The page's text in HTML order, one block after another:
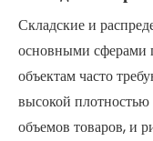
Складские и
основными сферами
объектам часто
высокой
объемов товаров, и